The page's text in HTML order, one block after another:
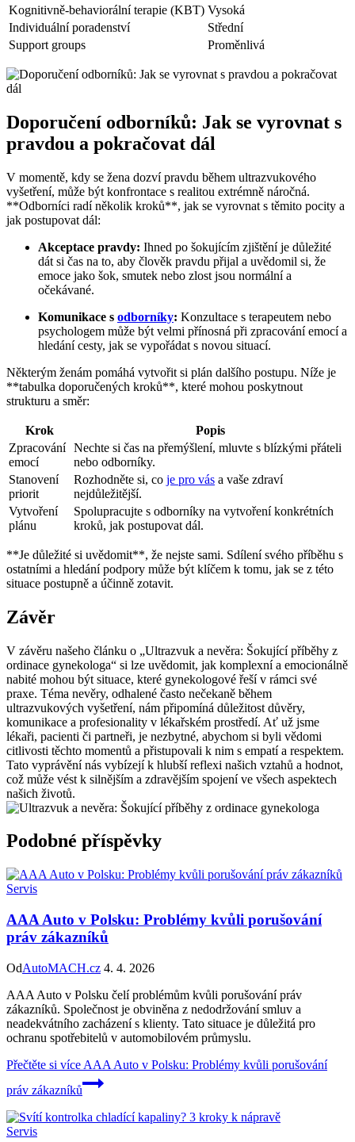
Kognitivně-behaviorální terapie (KBT) Vysoká
Individuální poradenství
Střední
Support groups
Proměnlivá
Doporučení odborníků: Jak se vyrovnat s
pravdou a pokračovat dál
V momentě, kdy se žena dozví pravdu během ultrazvukového
vyšetření, může být konfrontace s realitou extrémně náročná.
**Odborníci radí několik kroků**, jak se vyrovnat s těmito pocity a
jak postupovat dál:
Akceptace pravdy: Ihned po šokujícím zjištění je důležité
dát si čas na to, aby člověk pravdu přijal a uvědomil si, že
emoce jako šok, smutek nebo zlost jsou normální a
očekávané.
Komunikace s odborníky: Konzultace s terapeutem nebo
psychologem může být velmi přínosná při zpracování emocí a
hledání cesty, jak se vypořádat s novou situací.
Některým ženám pomáhá vytvořit si plán dalšího postupu. Níže je
**tabulka doporučených kroků**, které mohou poskytnout
strukturu a směr:
Krok
Popis
Zpracování
emocí
Nechte si čas na přemýšlení, mluvte s blízkými přáteli
nebo odborníky.
Stanovení
priorit
Rozhodněte si, co je pro vás a vaše zdraví
nejdůležitější.
Vytvoření
plánu
Spolupracujte s odborníky na vytvoření konkrétních
kroků, jak postupovat dál.
**Je důležité si uvědomit**, že nejste sami. Sdílení svého příběhu s
ostatními a hledání podpory může být klíčem k tomu, jak se z této
situace postupně a účinně zotavit.
Závěr
V závěru našeho článku o „Ultrazvuk a nevěra: Šokující příběhy z
ordinace gynekologa“ si lze uvědomit, jak komplexní a emocionálně
nabité mohou být situace, které gynekologové řeší v rámci své
praxe. Téma nevěry, odhalené často nečekaně během
ultrazvukových vyšetření, nám připomíná důležitost důvěry,
komunikace a profesionality v lékařském prostředí. Ať už jsme
lékaři, pacienti či partneři, je nezbytné, abychom si byli vědomi
citlivosti těchto momentů a přistupovali k nim s empatí a respektem.
Tato vyprávění nás vybízejí k hlubší reflexi našich vztahů a hodnot,
což může vést k silnějším a zdravějším spojení ve všech aspektech
našich životů.
Podobné příspěvky
Servis
AAA Auto v Polsku: Problémy kvůli porušování
práv zákazníků
OdAutoMACH.cz 4. 4. 2026
AAA Auto v Polsku čelí problémům kvůli porušování práv
zákazníků. Společnost je obviněna z nedodržování smluv a
neadekvátního zacházení s klienty. Tato situace je důležitá pro
ochranu spotřebitelů v automobilovém průmyslu.
Přečtěte si více AAA Auto v Polsku: Problémy kvůli porušování
práv zákazníků
Servis